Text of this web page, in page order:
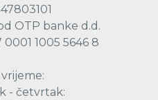
OTP banke d.d.
1005 5646 8
- četvrtak: